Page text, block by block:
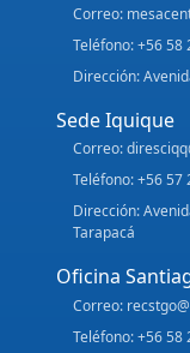
Correo:
Teléfono: +56 58
Dirección:
Sede Iquique
Correo:
Teléfono: +56 57
Dirección:
Tarapacá
Oficina
Correo:
Teléfono: +56 58